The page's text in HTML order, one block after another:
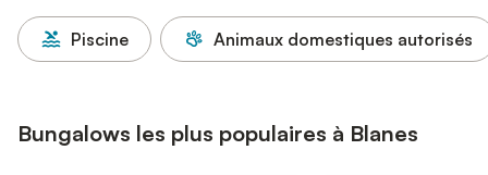
Piscine Animaux domestiques autorisés
Bungalows les plus populaires à Blanes